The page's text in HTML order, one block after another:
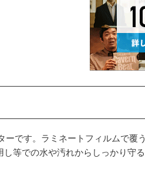
です。ラミネートフィルムで覆う
等での水や汚れからしっかり守る